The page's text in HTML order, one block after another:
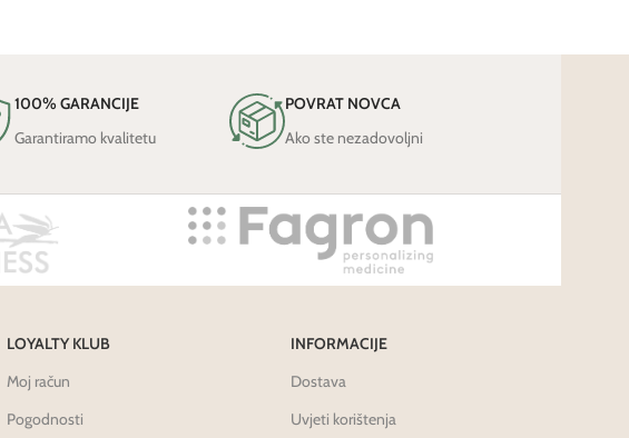
100% GARANCIJE
Garantiramo kvalitetu
POVRAT NOVCA
Ako ste nezadovoljni
LOYALTY KLUB
Moj račun
Pogodnosti
INFORMACIJE
Dostava
Uvjeti korištenja